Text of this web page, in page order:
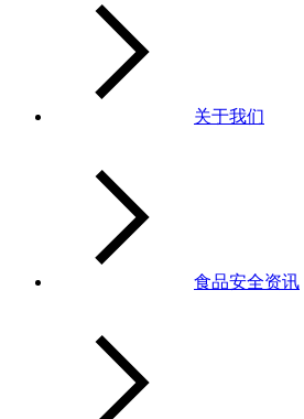
关于我们
食品安全资讯